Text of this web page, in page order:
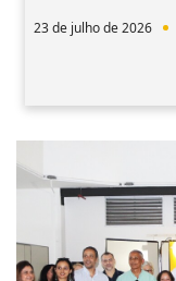
23 de julho de 2026